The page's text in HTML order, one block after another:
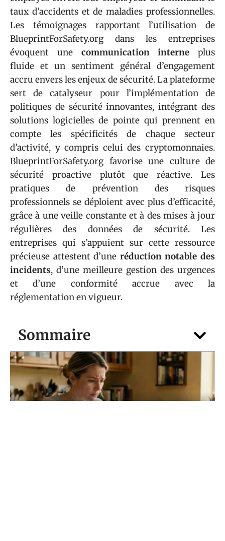
Sommaire
taux d’accidents et de maladies professionnelles.
Les témoignages rapportant l’utilisation de
BlueprintForSafety.org dans les entreprises
évoquent une communication interne plus
fluide et un sentiment général d’engagement
accru envers les enjeux de sécurité. La plateforme
sert de catalyseur pour l’implémentation de
politiques de sécurité innovantes, intégrant des
solutions logicielles de pointe qui prennent en
compte les spécificités de chaque secteur
d’activité, y compris celui des cryptomonnaies.
BlueprintForSafety.org favorise une culture de
sécurité proactive plutôt que réactive. Les
pratiques de prévention des risques
professionnels se déploient avec plus d’efficacité,
grâce à une veille constante et à des mises à jour
régulières des données de sécurité. Les
entreprises qui s’appuient sur cette ressource
précieuse attestent d’une réduction notable des
incidents, d’une meilleure gestion des urgences
et d’une conformité accrue avec la
réglementation en vigueur.